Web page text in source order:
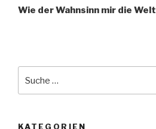
Beitrag
Wie der Wahnsinn mir die
nach:
KATEGORIEN